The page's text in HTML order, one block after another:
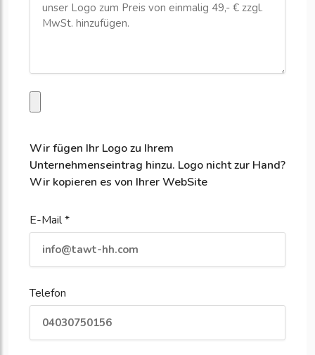
Wir fügen Ihr Logo zu Ihrem
Unternehmenseintrag hinzu. Logo nicht zur Hand?
Wir kopieren es von Ihrer WebSite
E-Mail *
Telefon